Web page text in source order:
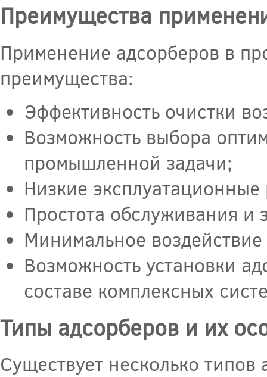
Преимущества
Применение адсорберов в
преимущества:
Эффективность очистки
Возможность выбора
промышленной задачи;
Низкие эксплуатационные
Простота обслуживания и
Минимальное
Возможность установки
составе комплексных
Типы адсорберов и их
Существует несколько